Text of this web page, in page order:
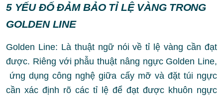
5 YẾU ĐỐ ĐẢM BẢO TỈ LỆ VÀNG TRONG
GOLDEN LINE
Golden Line: Là thuật ngữ nói về tỉ lệ vàng cần đạt
được. Riêng với phẫu thuật nâng ngực Golden Line,
ứng dụng công nghệ giữa cấy mỡ và đặt túi ngực
cần xác định rõ các tỉ lệ để đạt được khuôn ngực